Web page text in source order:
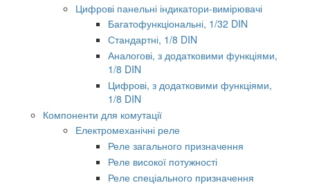
Цифрові панельні індикатори-вимірювачі
Багатофункціональні, 1/32 DIN
Стандартні, 1/8 DIN
Аналогові, з додатковими функціями,
1/8 DIN
Цифрові, з додатковими функціями,
1/8 DIN
Компоненти для комутації
Електромеханічні реле
Реле загального призначення
Реле високої потужності
Реле спеціального призначення